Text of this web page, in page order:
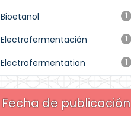
1
Bioetanol
1
Electrofermentación
1
Electrofermentation
Fecha de publicación